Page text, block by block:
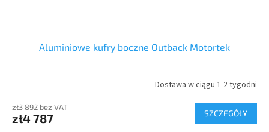
Aluminiowe kufry boczne Outback Motortek
Dostawa w ciągu 1-2 tygodni
zł3 892 bez VAT
zł4 787 SZCZEGÓŁY